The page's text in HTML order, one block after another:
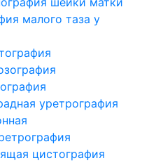
малого таза у
уретрография
цистография